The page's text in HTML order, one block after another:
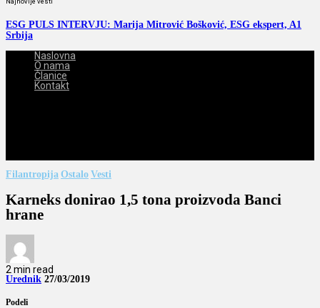
ESG PULS INTERVJU: Marija Mitrović Bošković, ESG ekspert, A1
Srbija
Naslovna
O nama
Članice
Kontakt
Filantropija Ostalo Vesti
Karneks donirao 1,5 tona proizvoda Banci
hrane
2 min read
Urednik 27/03/2019
Podeli